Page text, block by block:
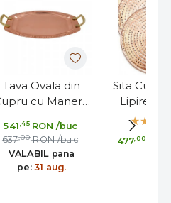
Tava Ovala din
cu Manere
34x25cm
in Grecia
541,45 RON /buc
637,00 RON /buc
VALABIL pana
pe: 31 aug.
Sita
Lipire
Alambic
477,00